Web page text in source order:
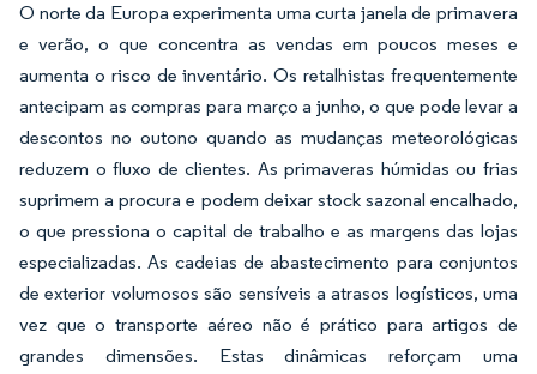
O norte da Europa experimenta uma curta janela de primavera
e verão, o que concentra as vendas em poucos meses e
aumenta o risco de inventário. Os retalhistas frequentemente
antecipam as compras para março a junho, o que pode levar a
descontos no outono quando as mudanças meteorológicas
reduzem o fluxo de clientes. As primaveras húmidas ou frias
suprimem a procura e podem deixar stock sazonal encalhado,
o que pressiona o capital de trabalho e as margens das lojas
especializadas. As cadeias de abastecimento para conjuntos
de exterior volumosos são sensíveis a atrasos logísticos, uma
vez que o transporte aéreo não é prático para artigos de
grandes dimensões. Estas dinâmicas reforçam uma